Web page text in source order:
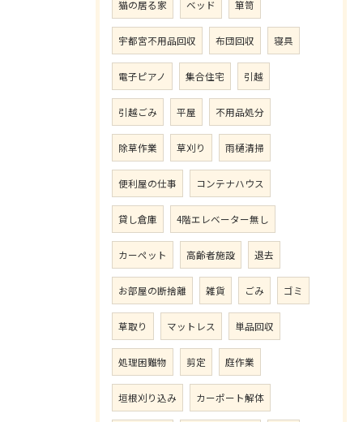
猫の居る家 ベッド 箪笥
宇都宮不用品回収 布団回収 寝具
電子ピアノ 集合住宅 引越
引越ごみ 平屋 不用品処分
除草作業 草刈り 雨樋清掃
便利屋の仕事 コンテナハウス
貸し倉庫 4階エレベーター無し
カーペット 高齢者施設 退去
お部屋の断捨離 雑貨 ごみ ゴミ
草取り マットレス 単品回収
処理困難物 剪定 庭作業
垣根刈り込み カーポート解体